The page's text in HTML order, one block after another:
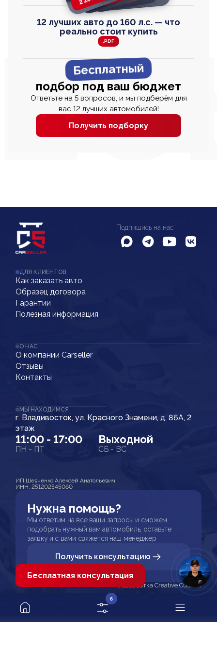
12 лучших авто до 160 л.с. — что
реально стоит купить
.PDF
Бесплатный
подбор под ваш бюджет
Ответьте на 5 вопросов, и мы подберём для
вас 12 лучших автомобилей!
Получить подборку
Подпишись на нас
ДЛЯ КЛИЕНТОВ
Как заказать авто
Образец договора
Гарантии
Полезная информация
О НАС
О компании Carseller
Отзывы
Контакты
МЫ НАХОДИМСЯ
г. Владивосток, ул. Красного Знамени, д. 86А, 2
этаж
11:00 - 17:00
ПН - ПТ
Выходной
СБ - ВС
ИП Шевченко Алексей Анатольевич
ИНН: 251202545060
Нужна помощь?
Мы ответим на все ваши запросы и сможем
подобрать нужный вам автомобиль, оставьте
заявку и с вами свяжется наш менеджер
Получить консультацию
Разработка Creative Custom
6
Бесплатная консультация